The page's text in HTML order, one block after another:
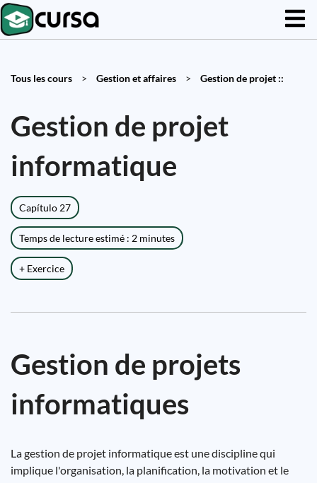
Tous les cours > Gestion et affaires > Gestion de projet ::
Gestion de projet
informatique
Capítulo 27
Temps de lecture estimé : 2 minutes
+ Exercice
Gestion de projets
informatiques
La gestion de projet informatique est une discipline qui
implique l'organisation, la planification, la motivation et le